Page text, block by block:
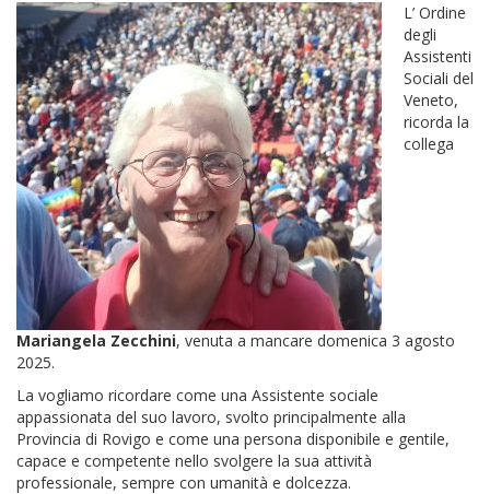
L’ Ordine
degli
Assistenti
Sociali del
Veneto,
ricorda la
collega
Mariangela Zecchini, venuta a mancare domenica 3 agosto
2025.
La vogliamo ricordare come una Assistente sociale
appassionata del suo lavoro, svolto principalmente alla
Provincia di Rovigo e come una persona disponibile e gentile,
capace e competente nello svolgere la sua attività
professionale, sempre con umanità e dolcezza.